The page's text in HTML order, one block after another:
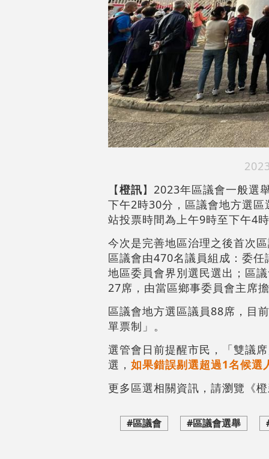
【橙訊】2023年區議會一般選
下午2時30分，區議會地方選
站投票時間為上午9時至下午4
今次是完善地區治理之後首次
區議會由470名議員組成：委
地區委員會界別選民選出；區
27席， 由當區鄉事委員會主席
區議會地方選區議員88席，目
單票制」。
選管會日前提醒市民，「雙議
選， 如果錯誤剔選超過1名候選
更多區選相關資訊，請瀏覽《
#區議會 #區議會選舉